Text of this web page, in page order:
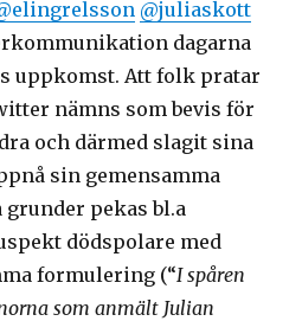
@juliaskott
dagarna
uppkomst. Att folk pratar
nämns som bevis för
och därmed slagit sina
sin gemensamma
grunder pekas bl.a
dödspolare med
formulering (“I spåren
som anmält Julian